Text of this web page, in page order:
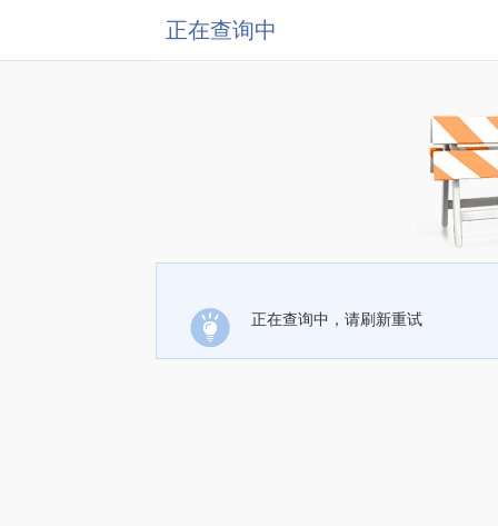
正在查询中
正在查询中，请刷新重试